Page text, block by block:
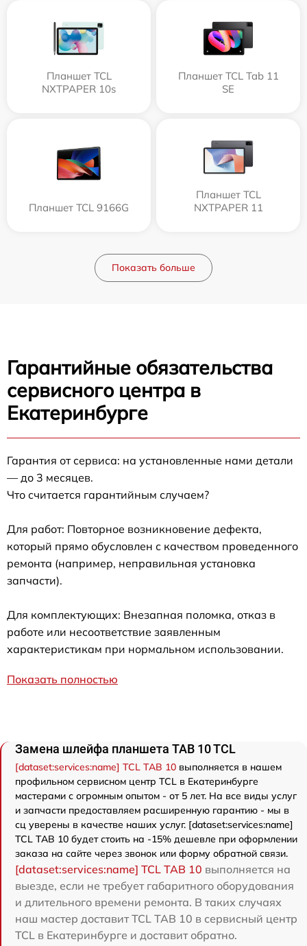
Планшет TCL
NXTPAPER 10s
Планшет TCL Tab 11
SE
Планшет TCL 9166G
Планшет TCL
NXTPAPER 11
Показать больше
Гарантийные обязательства
сервисного центра в
Екатеринбурге
Гарантия от сервиса: на установленные нами детали
— до 3 месяцев.
Что считается гарантийным случаем?
Для работ: Повторное возникновение дефекта,
который прямо обусловлен с качеством проведенного
ремонта (например, неправильная установка
запчасти).
Для комплектующих: Внезапная поломка, отказ в
работе или несоответствие заявленным
характеристикам при нормальном использовании.
Показать полностью
Замена шлейфа планшета TAB 10 TCL
[dataset:services:name] TCL TAB 10 выполняется в нашем
профильном сервисном центр TCL в Екатеринбурге
мастерами с огромным опытом - от 5 лет. На все виды услуг
и запчасти предоставляем расширенную гарантию - мы в
сц уверены в качестве наших услуг. [dataset:services:name]
TCL TAB 10 будет стоить на -15% дешевле при оформлении
заказа на сайте через звонок или форму обратной связи.
[dataset:services:name] TCL TAB 10 выполняется на
выезде, если не требует габаритного оборудования
и длительного времени ремонта. В таких случаях
наш мастер доставит TCL TAB 10 в сервисный центр
TCL в Екатеринбурге и доставит обратно.